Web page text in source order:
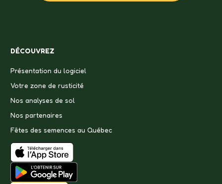
DÉCOUVREZ
Présentation du logiciel
Votre zone de rusticité
Nos analyses de sol
Nos partenaires
Fêtes des semences au Québec